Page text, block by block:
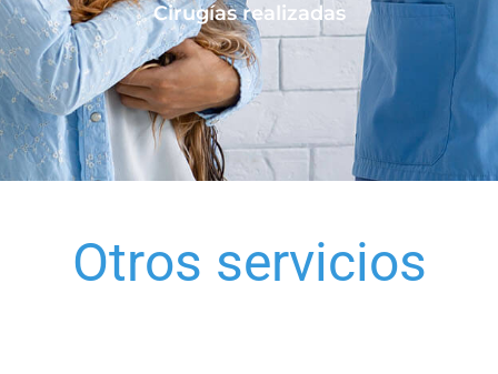
Cirugías realizadas
Otros servicios